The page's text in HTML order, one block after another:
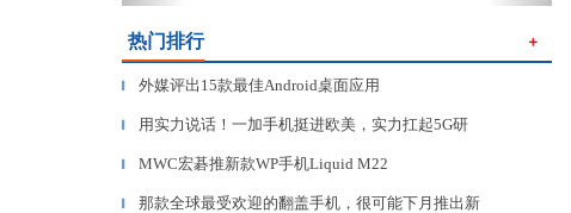
热门排行 ＋
▎ 外媒评出15款最佳Android桌面应用
▎ 用实力说话！一加手机挺进欧美，实力扛起5G研
▎ MWC宏碁推新款WP手机Liquid M22
▎ 那款全球最受欢迎的翻盖手机，很可能下月推出新